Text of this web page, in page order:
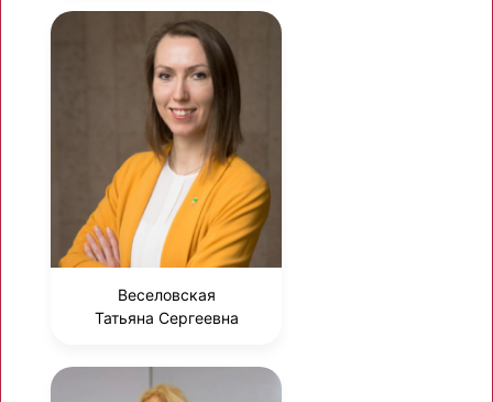
Веселовская
Татьяна Сергеевна